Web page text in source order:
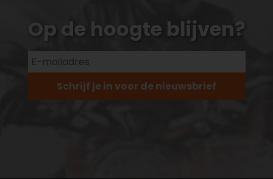
Op de hoogte blijven?
Schrijf je in voor de nieuwsbrief